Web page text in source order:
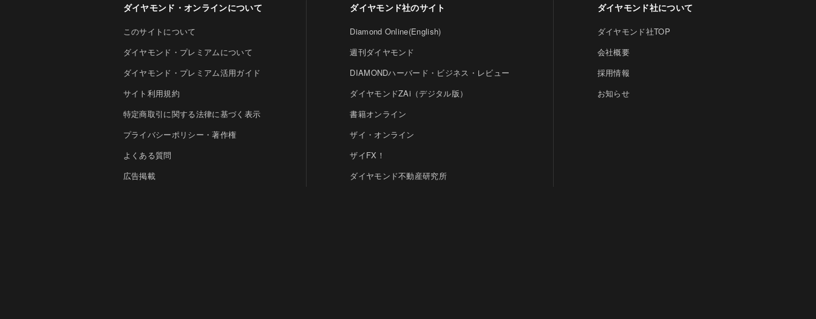
ダイヤモンド・オンラインについて
このサイトについて
ダイヤモンド・プレミアムについて
ダイヤモンド・プレミアム活用ガイド
サイト利用規約
特定商取引に関する法律に基づく表示
プライバシーポリシー・著作権
よくある質問
広告掲載
ダイヤモンド社のサイト
Diamond Online(English)
週刊ダイヤモンド
DIAMONDハーバード・ビジネス・レビュー
ダイヤモンドZAi（デジタル版）
書籍オンライン
ザイ・オンライン
ザイFX！
ダイヤモンド不動産研究所
ダイヤモンド社について
ダイヤモンド社TOP
会社概要
採用情報
お知らせ